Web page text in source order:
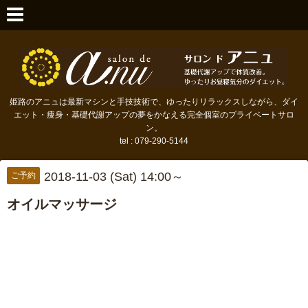
姫路のアニュは最新マシンと手技技術で、ゆったりリラックスしながら、ダイ
エット・痩身・基礎代謝アップの夢をかなえる完全個室のプライベートサロ
ン。
tel : 079-290-5144
ご予約 2018-11-03 (Sat) 14:00～
オイルマッサージ